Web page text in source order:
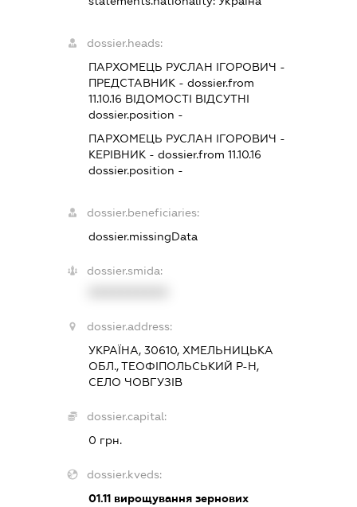
dossier.heads:
ПАРХОМЕЦЬ РУСЛАН ІГОРОВИЧ -
ПРЕДСТАВНИК - dossier.from
11.10.16 ВІДОМОСТІ ВІДСУТНІ
dossier.position -
ПАРХОМЕЦЬ РУСЛАН ІГОРОВИЧ -
КЕРІВНИК - dossier.from 11.10.16
dossier.position -
dossier.beneficiaries:
dossier.missingData
dossier.smida:
dossier.address:
УКРАЇНА, 30610, ХМЕЛЬНИЦЬКА
ОБЛ., ТЕОФІПОЛЬСЬКИЙ Р-Н,
СЕЛО ЧОВГУЗІВ
dossier.capital:
0 грн.
dossier.kveds:
01.11 вирощування зернових